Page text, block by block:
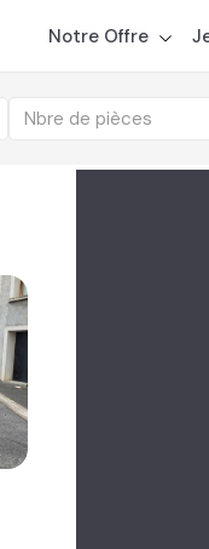
Notre Offre
Nbre de pièces
étudie et